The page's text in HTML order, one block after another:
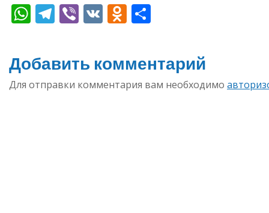
WhatsApp
Telegram
Viber
VK Odnoklassniki
Добавить комментарий
Для отправки комментария вам необходимо